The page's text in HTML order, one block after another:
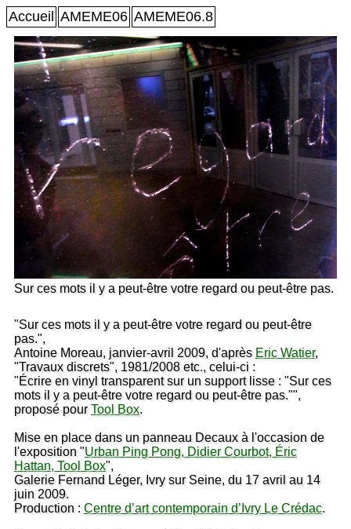
Accueil AMEME06 AMEME06.8
Sur ces mots il y a peut-être votre regard ou peut-être pas.
"Sur ces mots il y a peut-être votre regard ou peut-être
pas.",
Antoine Moreau, janvier-avril 2009, d'après Eric Watier,
"Travaux discrets", 1981/2008 etc., celui-ci :
"Écrire en vinyl transparent sur un support lisse : "Sur ces
mots il y a peut-être votre regard ou peut-être pas."",
proposé pour Tool Box.
Mise en place dans un panneau Decaux à l'occasion de
l'exposition "Urban Ping Pong, Didier Courbot, Éric
Hattan, Tool Box",
Galerie Fernand Léger, Ivry sur Seine, du 17 avril au 14
juin 2009.
Production : Centre d’art contemporain d’Ivry Le Crédac.